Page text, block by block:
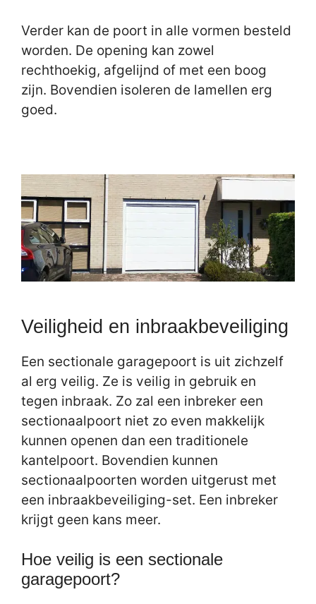
Verder kan de poort in alle vormen besteld
worden. De opening kan zowel
rechthoekig, afgelijnd of met een boog
zijn. Bovendien isoleren de lamellen erg
goed.
Veiligheid en inbraakbeveiliging
Een sectionale garagepoort is uit zichzelf
al erg veilig. Ze is veilig in gebruik en
tegen inbraak. Zo zal een inbreker een
sectionaalpoort niet zo even makkelijk
kunnen openen dan een traditionele
kantelpoort. Bovendien kunnen
sectionaalpoorten worden uitgerust met
een inbraakbeveiliging-set. Een inbreker
krijgt geen kans meer.
Hoe veilig is een sectionale
garagepoort?